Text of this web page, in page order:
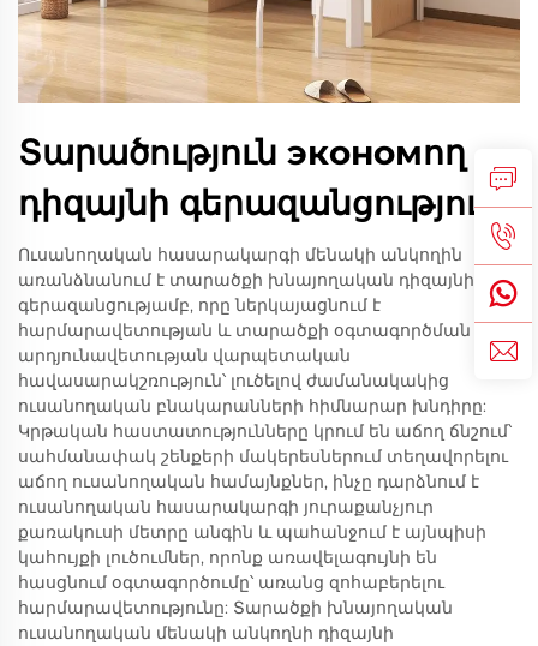
Տարածություն экономող
դիզայնի գերազանցություն
Ուսանողական հասարակարգի մենակի անկողին
առանձնանում է տարածքի խնայողական դիզայնի
գերազանցությամբ, որը ներկայացնում է
հարմարավետության և տարածքի օգտագործման
արդյունավետության վարպետական
հավասարակշռություն՝ լուծելով ժամանակակից
ուսանողական բնակարանների հիմնարար խնդիրը:
Կրթական հաստատությունները կրում են աճող ճնշում՝
սահմանափակ շենքերի մակերեսներում տեղավորելու
աճող ուսանողական համայնքներ, ինչը դարձնում է
ուսանողական հասարակարգի յուրաքանչյուր
քառակուսի մետրը անգին և պահանջում է այնպիսի
կահույքի լուծումներ, որոնք առավելագույնի են
հասցնում օգտագործումը՝ առանց զոհաբերելու
հարմարավետությունը: Տարածքի խնայողական
ուսանողական մենակի անկողնի դիզայնի